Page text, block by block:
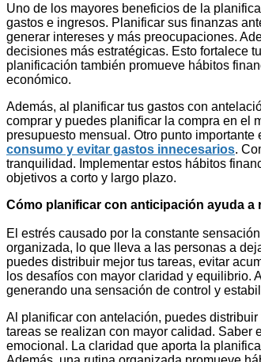
Uno de los mayores beneficios de la
gastos e ingresos. Planificar sus finanzas
generar intereses y más preocupaciones.
decisiones más estratégicas. Esto fortalece
planificación también promueve hábitos
económico.
Además, al planificar tus gastos con
comprar y puedes planificar la compra en el
presupuesto mensual. Otro punto
consumo y evitar gastos innecesarios.
tranquilidad. Implementar estos hábitos
objetivos a corto y largo plazo.
Cómo planificar con anticipación ayuda a
El estrés causado por la constante
organizada, lo que lleva a las personas a
puedes distribuir mejor tus tareas, evitar
los desafíos con mayor claridad y equilibrio.
generando una sensación de control y
Al planificar con antelación, puedes
tareas se realizan con mayor calidad. Saber
emocional. La claridad que aporta la